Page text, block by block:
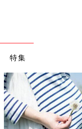
出典：Instagramアカウント
こちらはセリアの味噌
特集